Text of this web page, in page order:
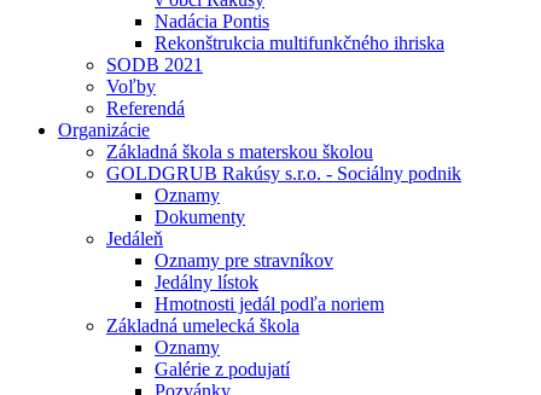
Nadácia Pontis
Rekonštrukcia multifunkčného ihriska
SODB 2021
Voľby
Referendá
Organizácie
Základná škola s materskou školou
GOLDGRUB Rakúsy s.r.o. - Sociálny podnik
Oznamy
Dokumenty
Jedáleň
Oznamy pre stravníkov
Jedálny lístok
Hmotnosti jedál podľa noriem
Základná umelecká škola
Oznamy
Galérie z podujatí
Pozvánky